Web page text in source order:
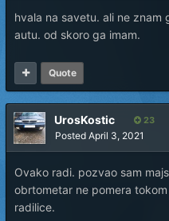
hvala na savetu. ali ne znam
autu. od skoro ga imam.
Quote
UrosKostic 23
Posted April 3, 2021
Ovako radi. pozvao sam
obrtometar ne pomera
radilice.